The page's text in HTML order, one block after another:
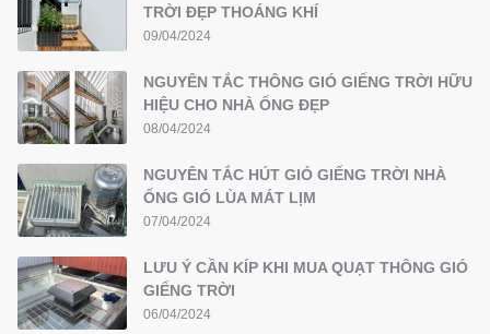
TRỜI ĐẸP THOÁNG KHÍ
09/04/2024
NGUYÊN TẮC THÔNG GIÓ GIẾNG TRỜI HỮU
HIỆU CHO NHÀ ỐNG ĐẸP
08/04/2024
NGUYÊN TẮC HÚT GIÓ GIẾNG TRỜI NHÀ
ỐNG GIÓ LÙA MÁT LỊM
07/04/2024
LƯU Ý CẦN KÍP KHI MUA QUẠT THÔNG GIÓ
GIẾNG TRỜI
06/04/2024